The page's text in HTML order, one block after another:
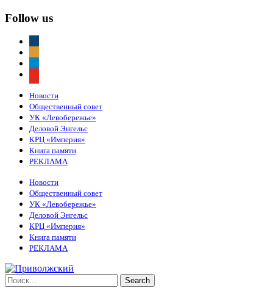
Follow us
Новости
Общественный совет
УК «Левобережье»
Деловой Энгельс
КРЦ «Империя»
Книга памяти
РЕКЛАМА
Новости
Общественный совет
УК «Левобережье»
Деловой Энгельс
КРЦ «Империя»
Книга памяти
РЕКЛАМА